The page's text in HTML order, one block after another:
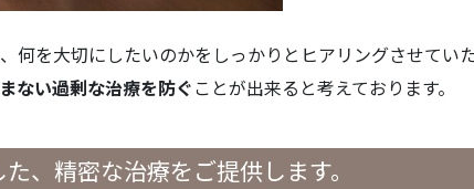
何を大切にしたいのかをしっかりとヒアリングさせてい
ない過剰な治療を防ぐ ことが出来ると考えております。
、精密な治療をご提供します。